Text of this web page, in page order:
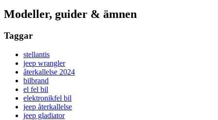
Modeller, guider & ämnen
Taggar
stellantis
jeep wrangler
återkallelse 2024
bilbrand
el fel bil
elektronikfel bil
jeep återkallelse
jeep gladiator